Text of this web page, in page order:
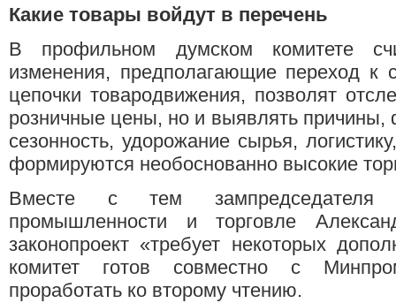
Какие товары войдут в перечень
В профильном думском комитете
изменения, предполагающие переход к
цепочки товародвижения, позволят
розничные цены, но и выявлять
сезонность, удорожание сырья,
формируются необоснованно высокие
Вместе с тем
промышленности и торговле
законопроект «требует некоторых
комитет готов совместно с
проработать ко второму чтению.